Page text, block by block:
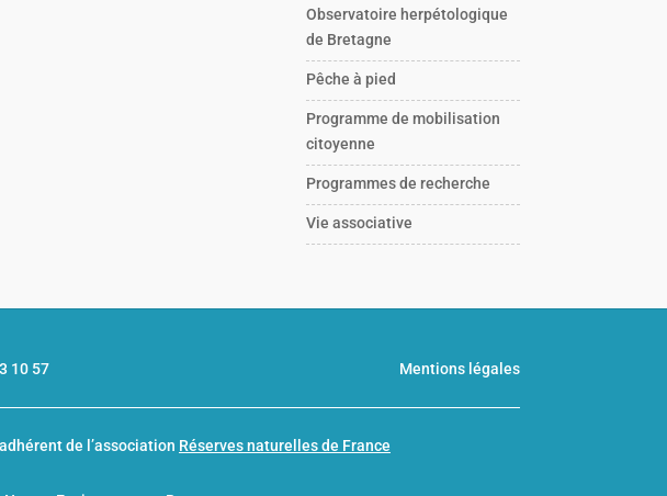
Observatoire herpétologique
de Bretagne
Pêche à pied
Programme de mobilisation
citoyenne
Programmes de recherche
Vie associative
10 57 Mentions légales
de l’association Réserves naturelles de France